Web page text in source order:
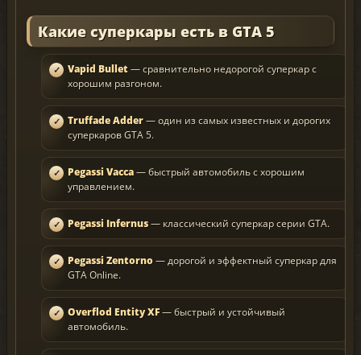
Какие суперкары есть в GTA 5
Vapid Bullet— сравнительно недорогой суперкар с
хорошим разгоном.
Truffade Adder— один из самых известных и дорогих
суперкаров GTA 5.
Pegassi Vacca— быстрый автомобиль с хорошим
управлением.
Pegassi Infernus— классический суперкар серии GTA.
Pegassi Zentorno — дорогой и эффектный суперкар для
GTA Online.
Overflod Entity XF— быстрый и устойчивый
автомобиль.